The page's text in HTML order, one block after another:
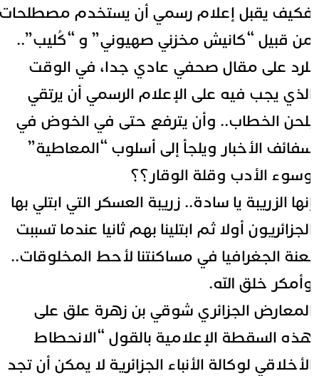
يقبل إعلام رسمي أن يستخدم مصطلحات
قبيل “كانيش مخزني صهيوني” و “كُليب”..
على مقال صحفي عادي جدا، في الوقت
يجب فيه على الإعلام الرسمي أن يرتقي
الخطاب.. وأن يترفع حتى في الخوض في
الأخبار ويلجأ إلى أسلوب “المعاطية”
الأدب وقلة الوقار؟؟
الزريبة يا سادة.. زريبة العسكر التي ابتلي بها
أولا ثم ابتلينا بهم ثانيا عندما تسببت
الجغرافيا في مساكنتنا لأحط المخلوقات..
خلق الله.
الجزائري شوقي بن زهرة علق على
السقطة الإعلامية بالقول “الانحطاط
لوكالة الأنباء الجزائرية لا يمكن أن تجد